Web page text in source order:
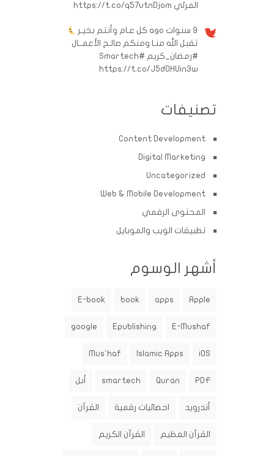
المرئي https://t.co/q57utnDjom
9 سنوات ago
كل عـام وأنتم بخيـر
تقبل الله منـا ومنكم صالـح الأعمــال
#رمضان_كريم #Smartech
https://t.co/J5d0HUin3w
تصنيفات
Content Development
Digital Marketing
Uncategorized
Web & Mobile Development
المحتوى الرقمي
تطبيقات الويب والموبايل
أشهر الوسوم
Apple
apps
book
E-book
E-Mushaf
Epublishing
google
iOS
Islamic Apps
Mus'haf
PDF
Quran
smartech أبل
أندرويد احصائيات رقمية القرآن
القرآن العظيم القرآن الكريم